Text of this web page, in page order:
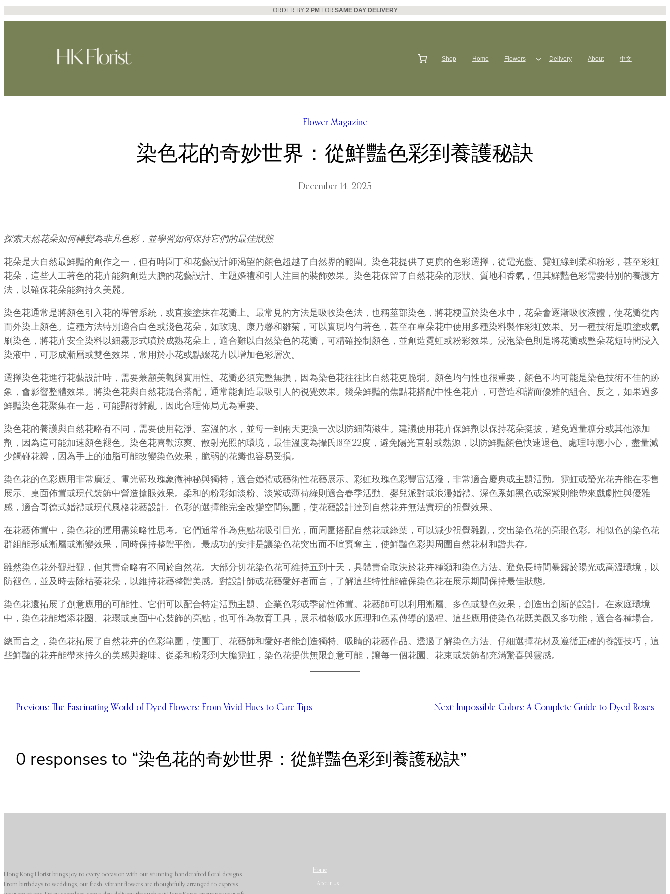
ORDER BY 2 PM FOR SAME DAY DELIVERY
Shop Home Flowers Delivery About 中文
Flower Magazine
染色花的奇妙世界：從鮮豔色彩到養護秘訣
December 14, 2025
探索天然花朵如何轉變為非凡色彩，並學習如何保持它們的最佳狀態
花朵是大自然最鮮豔的創作之一，但有時園丁和花藝設計師渴望的顏色超越了自然界的範圍。染色花提供了更廣的色彩選擇，從電光藍、霓虹綠到柔和粉彩，甚至彩虹
花朵，這些人工著色的花卉能夠創造大膽的花藝設計、主題婚禮和引人注目的裝飾效果。染色花保留了自然花朵的形狀、質地和香氣，但其鮮豔色彩需要特別的養護方
法，以確保花朵能夠持久美麗。
染色花通常是將顏色引入花的導管系統，或直接塗抹在花瓣上。最常見的方法是吸收染色法，也稱莖部染色，將花梗置於染色水中，花朵會逐漸吸收液體，使花瓣從內
而外染上顏色。這種方法特別適合白色或淺色花朵，如玫瑰、康乃馨和雛菊，可以實現均勻著色，甚至在單朵花中使用多種染料製作彩虹效果。另一種技術是噴塗或氣
刷染色，將花卉安全染料以細霧形式噴於成熟花朵上，適合難以自然染色的花瓣，可精確控制顏色，並創造霓虹或粉彩效果。浸泡染色則是將花瓣或整朵花短時間浸入
染液中，可形成漸層或雙色效果，常用於小花或點綴花卉以增加色彩層次。
選擇染色花進行花藝設計時，需要兼顧美觀與實用性。花瓣必須完整無損，因為染色花往往比自然花更脆弱。顏色均勻性也很重要，顏色不均可能是染色技術不佳的跡
象，會影響整體效果。將染色花與自然花混合搭配，通常能創造最吸引人的視覺效果。幾朵鮮豔的焦點花搭配中性色花卉，可營造和諧而優雅的組合。反之，如果過多
鮮豔染色花聚集在一起，可能顯得雜亂，因此合理佈局尤為重要。
染色花的養護與自然花略有不同，需要使用乾淨、室溫的水，並每一到兩天更換一次以防細菌滋生。建議使用花卉保鮮劑以保持花朵挺拔，避免過量糖分或其他添加
劑，因為這可能加速顏色褪色。染色花喜歡涼爽、散射光照的環境，最佳溫度為攝氏18至22度，避免陽光直射或熱源，以防鮮豔顏色快速退色。處理時應小心，盡量減
少觸碰花瓣，因為手上的油脂可能改變染色效果，脆弱的花瓣也容易受損。
染色花的色彩應用非常廣泛。電光藍玫瑰象徵神秘與獨特，適合婚禮或藝術性花藝展示。彩虹玫瑰色彩豐富活潑，非常適合慶典或主題活動。霓虹或螢光花卉能在零售
展示、桌面佈置或現代裝飾中營造搶眼效果。柔和的粉彩如淡粉、淡紫或薄荷綠則適合春季活動、嬰兒派對或浪漫婚禮。深色系如黑色或深紫則能帶來戲劇性與優雅
感，適合哥德式婚禮或現代風格花藝設計。色彩的選擇能完全改變空間氛圍，使花藝設計達到自然花卉無法實現的視覺效果。
在花藝佈置中，染色花的運用需策略性思考。它們通常作為焦點花吸引目光，而周圍搭配自然花或綠葉，可以減少視覺雜亂，突出染色花的亮眼色彩。相似色的染色花
群組能形成漸層或漸變效果，同時保持整體平衡。最成功的安排是讓染色花突出而不喧賓奪主，使鮮豔色彩與周圍自然花材和諧共存。
雖然染色花外觀壯觀，但其壽命略有不同於自然花。大部分切花染色花可維持五到十天，具體壽命取決於花卉種類和染色方法。避免長時間暴露於陽光或高溫環境，以
防褪色，並及時去除枯萎花朵，以維持花藝整體美感。對設計師或花藝愛好者而言，了解這些特性能確保染色花在展示期間保持最佳狀態。
染色花還拓展了創意應用的可能性。它們可以配合特定活動主題、企業色彩或季節性佈置。花藝師可以利用漸層、多色或雙色效果，創造出創新的設計。在家庭環境
中，染色花能增添花圈、花環或桌面中心裝飾的亮點，也可作為教育工具，展示植物吸水原理和色素傳導的過程。這些應用使染色花既美觀又多功能，適合各種場合。
總而言之，染色花拓展了自然花卉的色彩範圍，使園丁、花藝師和愛好者能創造獨特、吸睛的花藝作品。透過了解染色方法、仔細選擇花材及遵循正確的養護技巧，這
些鮮豔的花卉能帶來持久的美感與趣味。從柔和粉彩到大膽霓虹，染色花提供無限創意可能，讓每一個花園、花束或裝飾都充滿驚喜與靈感。
Previous: The Fascinating World of Dyed Flowers: From Vivid Hues to Care Tips Next: Impossible Colors: A Complete Guide to Dyed Roses
0 responses to “染色花的奇妙世界：從鮮豔色彩到養護秘訣”
Hong Kong Florist brings joy to every occasion with our stunning, handcrafted floral designs.
From birthdays to weddings, our fresh, vibrant flowers are thoughtfully arranged to express
Home
About Us